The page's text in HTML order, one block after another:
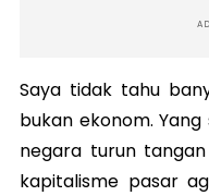
Saya tidak tahu
bukan ekonom.
negara turun
kapitalisme pasar